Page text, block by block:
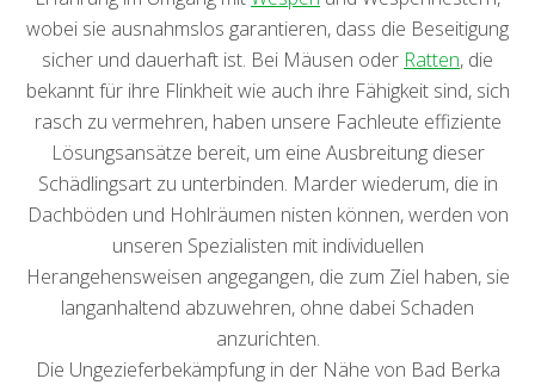
wobei sie ausnahmslos garantieren, dass die Beseitigung
sicher und dauerhaft ist. Bei Mäusen oder Ratten, die
bekannt für ihre Flinkheit wie auch ihre Fähigkeit sind, sich
rasch zu vermehren, haben unsere Fachleute effiziente
Lösungsansätze bereit, um eine Ausbreitung dieser
Schädlingsart zu unterbinden. Marder wiederum, die in
Dachböden und Hohlräumen nisten können, werden von
unseren Spezialisten mit individuellen
Herangehensweisen angegangen, die zum Ziel haben, sie
langanhaltend abzuwehren, ohne dabei Schaden
anzurichten.
Die Ungezieferbekämpfung in der Nähe von Bad Berka